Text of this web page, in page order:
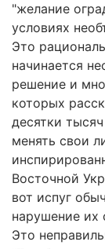
"желание
условиях
Это
начинается
решение и
которых
десятки
менять свои
Восточной
вот испуг
нарушение их
Это